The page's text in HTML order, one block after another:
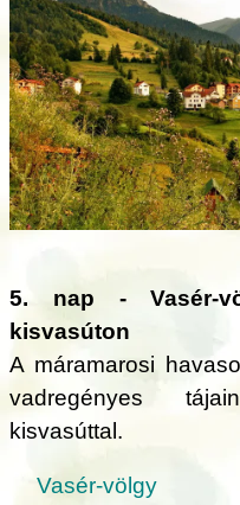
5. nap - Vasér-
kisvasúton
A máramarosi
vadregényes
kisvasúttal.
Vasér-völgy